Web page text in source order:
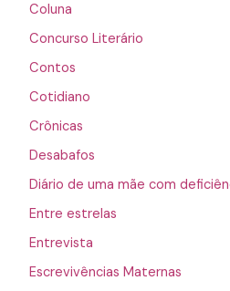
Coluna
Concurso Literário
Contos
Cotidiano
Crônicas
Desabafos
Diário de uma mãe com
Entre estrelas
Entrevista
Escrevivências Maternas